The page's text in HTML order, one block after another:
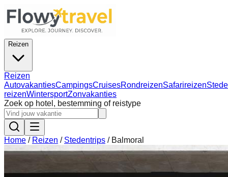
Reizen
Reizen
AutovakantiesCampingsCruisesRondreizenSafarireizen
reizenWintersportZonvakanties
Zoek op hotel, bestemming of reistype
Home / Reizen / Stedentrips / Balmoral